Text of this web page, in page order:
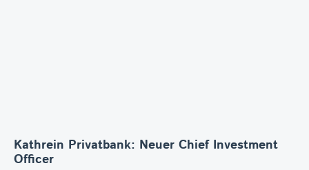
Kathrein Privatbank: Neuer Chief Investment
Officer